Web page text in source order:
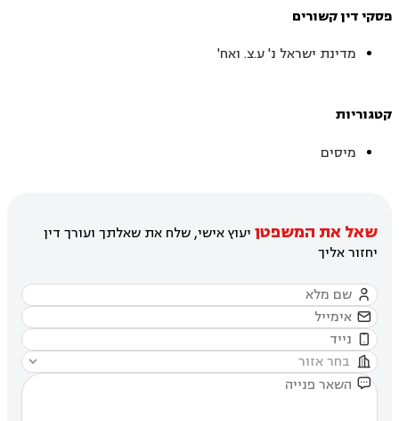
פסקי דין קשורים
מדינת ישראל נ' ע.צ. ואח'
קטגוריות
מיסים
שאל את המשפטן יעוץ אישי, שלח את שאלתך ועורך דין
יחזור אליך




